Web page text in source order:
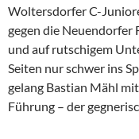
Woltersdorfer C-
gegen die Neuendorfer
und auf rutschigem
Seiten nur schwer ins
gelang Bastian Mähl
Führung – der